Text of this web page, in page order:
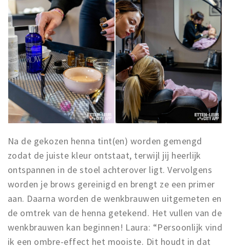
Na de gekozen henna tint(en) worden gemengd
zodat de juiste kleur ontstaat, terwijl jij heerlijk
ontspannen in de stoel achterover ligt. Vervolgens
worden je brows gereinigd en brengt ze een primer
aan. Daarna worden de wenkbrauwen uitgemeten en
de omtrek van de henna getekend. Het vullen van de
wenkbrauwen kan beginnen! Laura: “Persoonlijk vind
ik een ombre-effect het mooiste. Dit houdt in dat